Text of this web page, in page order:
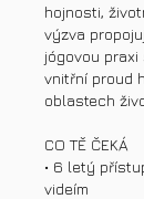
hojnosti,
výzva
jógovou
vnitřní proud
oblastech
CO TĚ ČEKÁ
• 6 letý
videím